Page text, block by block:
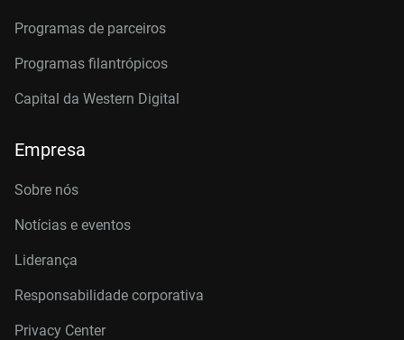
Programas de parceiros
Programas filantrópicos
Capital da Western Digital
Empresa
Sobre nós
Notícias e eventos
Liderança
Responsabilidade corporativa
Privacy Center